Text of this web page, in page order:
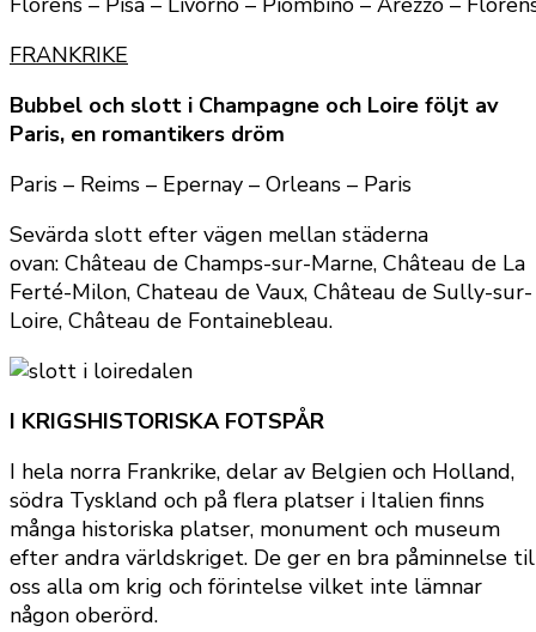
FRANKRIKE
Bubbel och slott i Champagne och Loire följt av
Paris, en romantikers dröm
Paris – Reims – Epernay – Orleans – Paris
Sevärda slott efter vägen mellan städerna
ovan: Château de Champs-sur-Marne, Château de La
Ferté-Milon, Chateau de Vaux, Château de Sully-sur-
Loire, Château de Fontainebleau.
I KRIGSHISTORISKA FOTSPÅR
I hela norra Frankrike, delar av Belgien och Holland,
södra Tyskland och på flera platser i Italien finns
många historiska platser, monument och museum
efter andra världskriget. De ger en bra påminnelse
oss alla om krig och förintelse vilket inte lämnar
någon oberörd.